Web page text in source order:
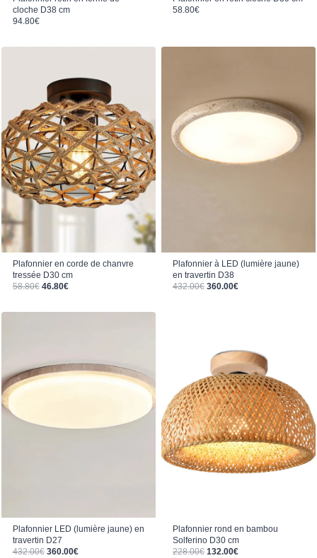
cloche D38 cm
94.80€
58.80€
Plafonnier en corde de chanvre
tressée D30 cm
58.80€ Le prix initial était : 58.80€.
46.80€Le prix actuel est : 46.80€.
Plafonnier à LED (lumière jaune)
en travertin D38
432.00€ Le prix initial était : 432.00€.
360.00€Le prix actuel est : 360.00€.
Plafonnier LED (lumière jaune) en
travertin D27
432.00€ Le prix initial était : 432.00€.
360.00€Le prix actuel est : 360.00€.
Plafonnier rond en bambou
Solferino D30 cm
228.00€ Le prix initial était : 228.00€.
132.00€Le prix actuel est : 132.00€.